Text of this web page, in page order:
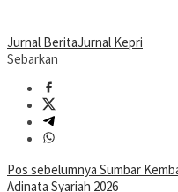
Jurnal BeritaJurnal Kepri
Sebarkan
Navigasi
Pos sebelumnya Sumbar
Adinata Syariah 2026